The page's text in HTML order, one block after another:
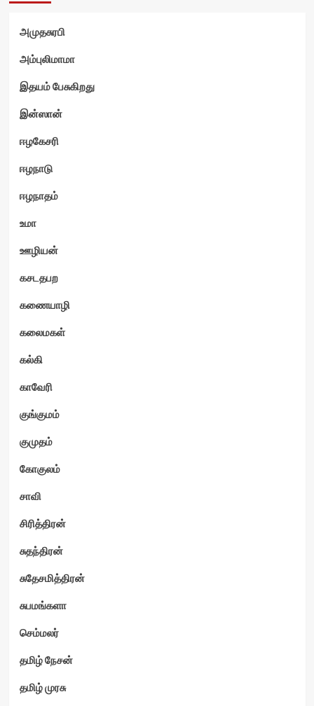
அமுதசுரபி
அம்புலிமாமா
இதயம் பேசுகிறது
இன்ஸான்
ஈழகேசரி
ஈழநாடு
ஈழநாதம்
உமா
ஊழியன்
கசடதபற
கணையாழி
கலைமகள்
கல்கி
காவேரி
குங்குமம்
குமுதம்
கோகுலம்
சாவி
சிரித்திரன்
சுதந்திரன்
சுதேசமித்திரன்
சுபமங்களா
செம்மலர்
தமிழ் நேசன்
தமிழ் முரசு